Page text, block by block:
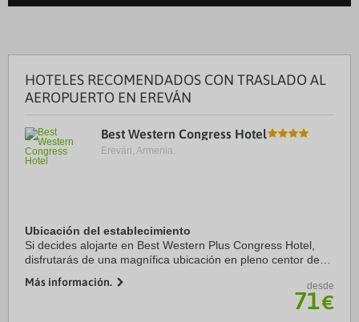
HOTELES RECOMENDADOS CON TRASLADO AL
AEROPUERTO EN EREVÁN
Best Western Congress Hotel
Ereván, Armenia.
Ubicación del establecimiento
Si decides alojarte en Best Western Plus Congress Hotel,
disfrutarás de una magnífica ubicación en pleno centor de
República y Mezquita Azul. Además, ...
Más información. desde
71€